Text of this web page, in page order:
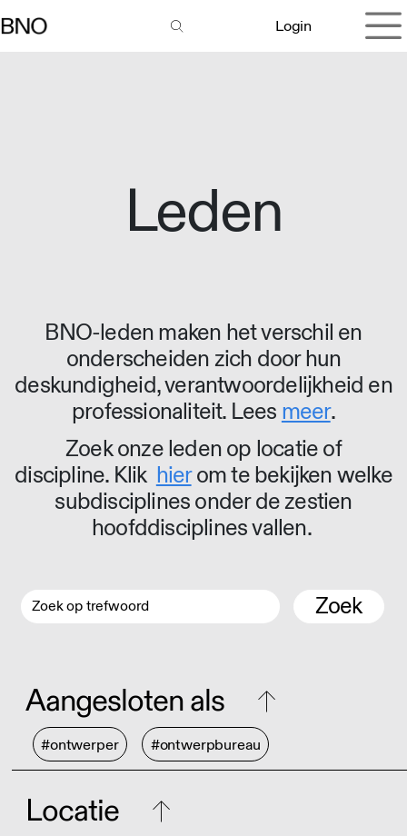
Login
Leden
BNO-leden maken het verschil en
onderscheiden zich door hun
deskundigheid, verantwoordelijkheid en
professionaliteit. Lees meer.
Zoek onze leden op locatie of
discipline. Klik hierom te bekijken welke
subdisciplines onder de zestien
hoofddisciplines vallen.
Zoek
Aangesloten als
#ontwerper #ontwerpbureau
Locatie